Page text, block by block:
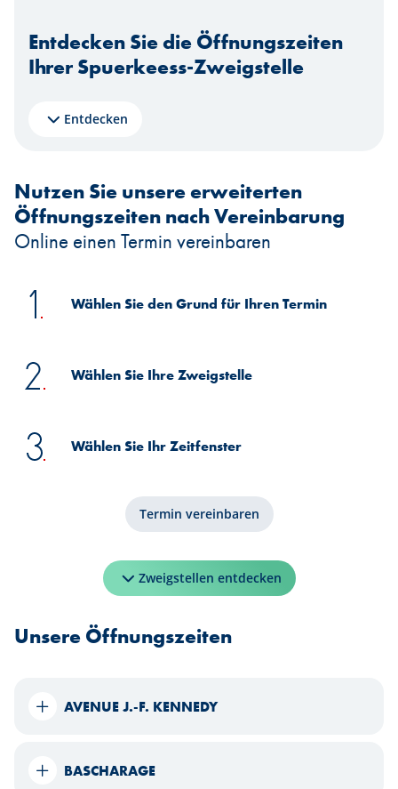
Entdecken Sie die Öffnungszeiten
Ihrer Spuerkeess-Zweigstelle
Entdecken
Nutzen Sie unsere erweiterten
Öffnungszeiten nach Vereinbarung
Online einen Termin vereinbaren
Wählen Sie den Grund für Ihren Termin
Wählen Sie Ihre Zweigstelle
Wählen Sie Ihr Zeitfenster
Termin vereinbaren
Zweigstellen entdecken
Unsere Öffnungszeiten
AVENUE J.-F. KENNEDY
BASCHARAGE